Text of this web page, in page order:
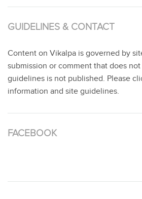
GUIDELINES & CONTACT
Content on Vikalpa is governed by
submission or comment that does
guidelines is not published. Please
information and site guidelines.
FACEBOOK